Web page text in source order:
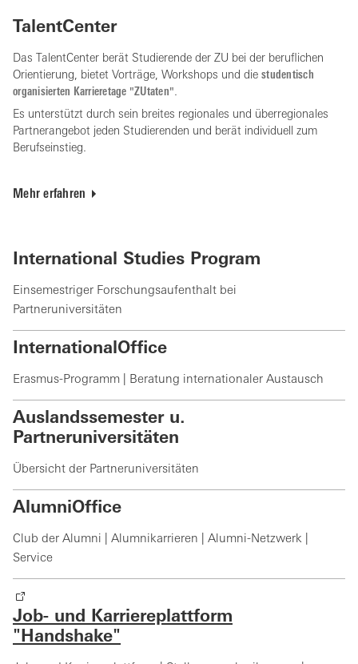
TalentCenter
Das TalentCenter berät Studierende der ZU bei der beruflichen
Orientierung, bietet Vorträge, Workshops und die studentisch
organisierten Karrieretage "ZUtaten".
Es unterstützt durch sein breites regionales und überregionales
Partnerangebot jeden Studierenden und berät individuell zum
Berufseinstieg.
Mehr erfahren
International Studies Program
Einsemestriger Forschungsaufenthalt bei
Partneruniversitäten
InternationalOffice
Erasmus-Programm | Beratung internationaler Austausch
Auslandssemester u.
Partneruniversitäten
Übersicht der Partneruniversitäten
AlumniOffice
Club der Alumni | Alumnikarrieren | Alumni-Netzwerk |
Service
Job- und Karriereplattform
"Handshake"